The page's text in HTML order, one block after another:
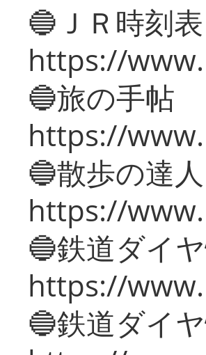
🔵ＪＲ時刻表
https://
🔵旅の手帖
https://
🔵散歩の達人
https://
🔵鉄道ダイ
https://
🔵鉄道ダイ